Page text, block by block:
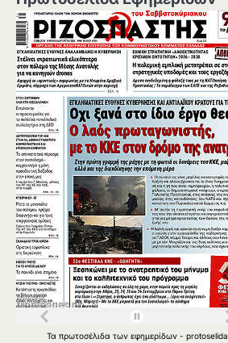
Τα πρωτοσέλιδα των εφημερίδων - protoselida